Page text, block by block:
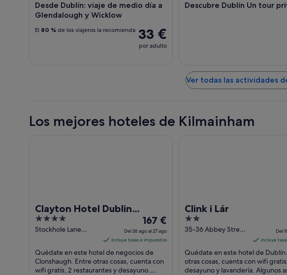
Desde Dublín: viaje de medio día a
Glendalough y Wicklow
33 €
por adulto
El 80 % de los viajeros la recomienda
Descubre Dublín Un tour
Ver todas las actividades
Los mejores hoteles de Kilmainham
Clayton Hotel Dublin
Airport
4
out
5
Stockhole Lane
El
precio
es
de
167 €
por
167 €
Del 26 ago al 27 ago
incluye tasas e impuestos
Quédate en este hotel de negocios de
Clonshaugh. Entre otras cosas, cuenta con
wifi gratis, 2 restaurantes y desayuno.
Clink i Lár
2
out
5
35-36 Abbey Street
Del
incluye
Quédate en este hotel de
otras cosas, cuenta con wifi
desayuno y lavandería. Algunos